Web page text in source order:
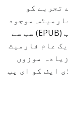
تجربے کو
موجود
ہیں، جن میں پی ڈی ایف (PDF) اور ای پب (EPUB) سب سے
عام فارمیٹ
موزوں
ایف کو ای پب